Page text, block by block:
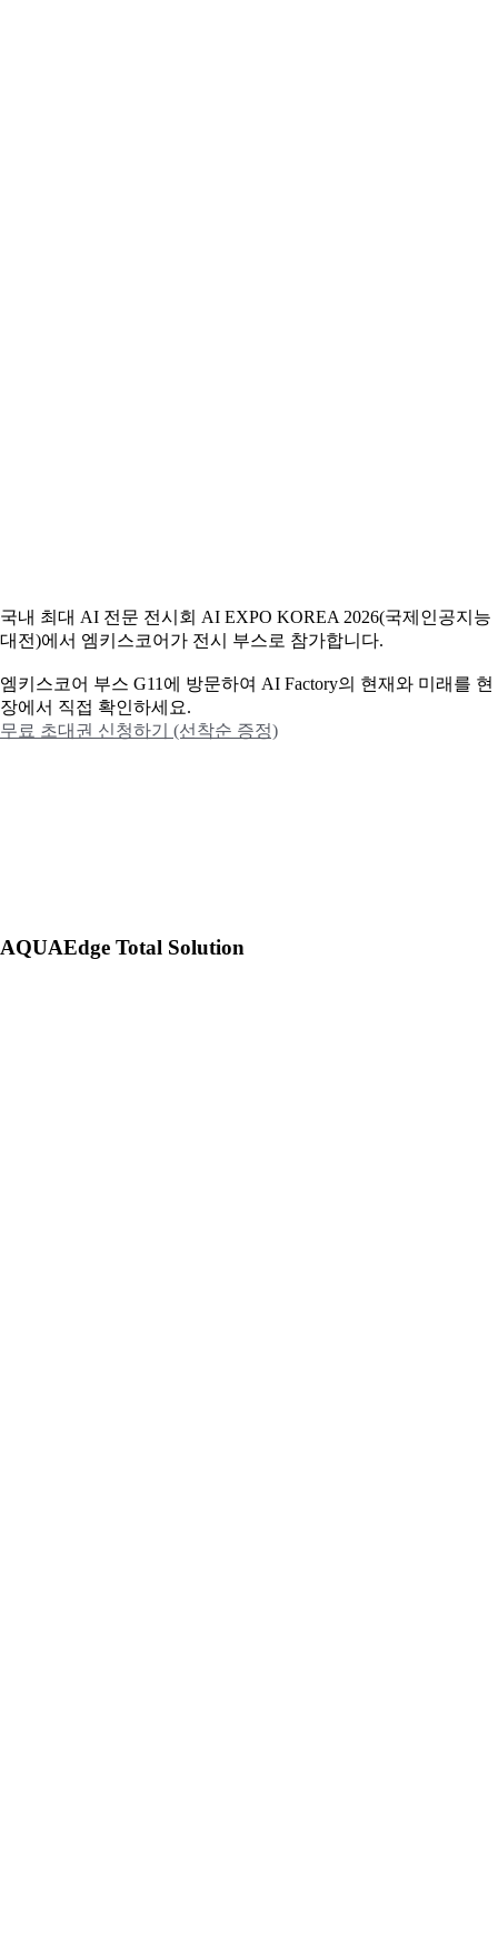
국내 최대 AI 전문 전시회 AI EXPO KOREA 2026(국제인공지능
대전)에서 엠키스코어가 전시 부스로 참가합니다.
엠키스코어 부스 G11에 방문하여 AI Factory의 현재와 미래를 현
장에서 직접 확인하세요.
무료 초대권 신청하기 (선착순 증정)
AQUAEdge Total Solution